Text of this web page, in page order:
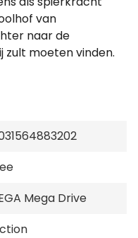
van
naar de
zult moeten vinden.
onderdrukking. Je
de meest elitaire
het punt om een
dat nooit
bataljons
Slag te
Mega Drive